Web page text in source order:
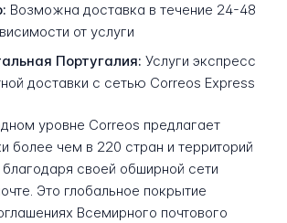
Возможна доставка в течение 24-48
от услуги
Португалия: Услуги экспресс
доставки с сетью Correos Express
уровне Correos предлагает
более чем в 220 стран и территорий
своей обширной сети
Это глобальное покрытие
Всемирного почтового